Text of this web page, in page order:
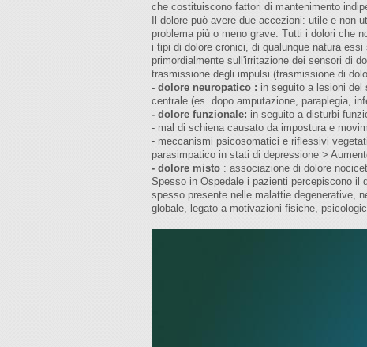
che costituiscono fattori di mantenimento
Il dolore può avere due accezioni: utile e
problema più o meno grave. Tutti i dolori che
i tipi di dolore cronici, di qualunque natura
primordialmente sull'irritazione dei sensori di
trasmissione degli impulsi (trasmissione di
- dolore neuropatico : in seguito a lesioni del
centrale (es. dopo amputazione, paraplegia,
- dolore funzionale: in seguito a disturbi
- mal di schiena causato da impostura e
- meccanismi psicosomatici e riflessivi
parasimpatico in stati di depressione >
- dolore misto : associazione di dolore
Spesso in Ospedale i pazienti percepiscono il
spesso presente nelle malattie degenerative,
globale, legato a motivazioni fisiche,